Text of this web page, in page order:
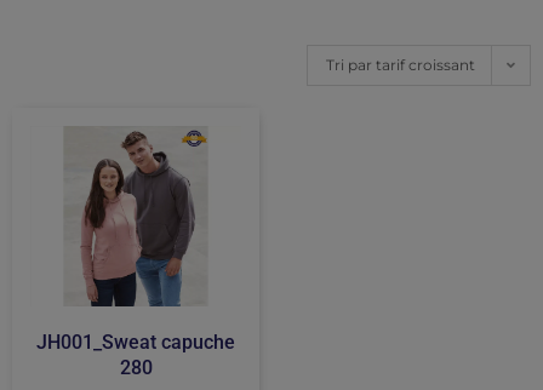
Tri par tarif croissant
JH001_Sweat capuche
280